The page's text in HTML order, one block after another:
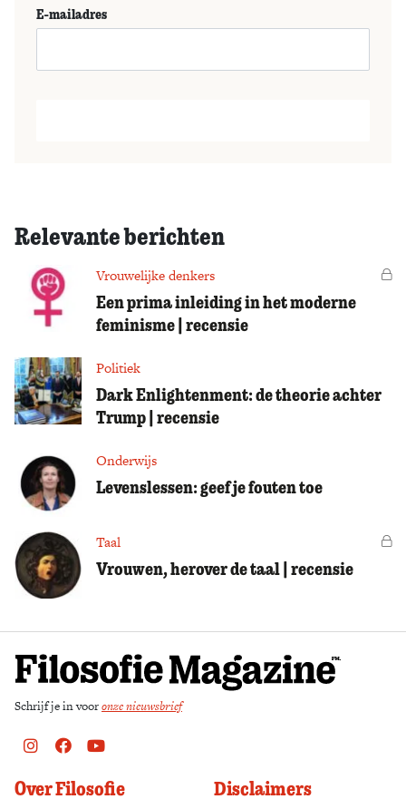
E-mailadres
Relevante berichten
Vrouwelijke denkers
Een prima inleiding in het moderne
feminisme | recensie
Politiek
Dark Enlightenment: de theorie achter
Trump | recensie
Onderwijs
Levenslessen: geef je fouten toe
Taal
Vrouwen, herover de taal | recensie
Schrijf je in vooronze nieuwsbrief
Instagram
FacebookYoutube
Over Filosofie Disclaimers